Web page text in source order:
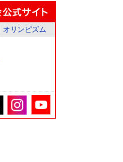
オリンピズム